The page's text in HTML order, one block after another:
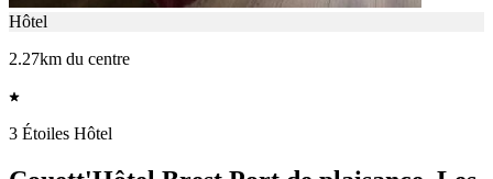
Hôtel
2.27km du centre
3 Étoiles Hôtel